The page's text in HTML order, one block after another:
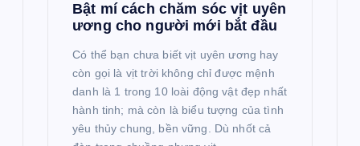
Bật mí cách chăm sóc vịt uyên
ương cho người mới bắt đầu
Có thể bạn chưa biết vịt uyên ương hay
còn gọi là vịt trời không chỉ được mệnh
danh là 1 trong 10 loài động vật đẹp nhất
hành tinh; mà còn là biểu tượng của tình
yêu thủy chung, bền vững. Dù nhốt cả